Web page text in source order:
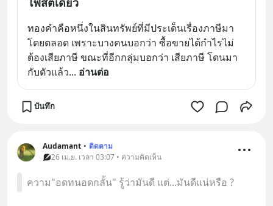
ทองคำคือหนึ่งในสินทรัพย์ที่มีประเด็นเรื่องภาษีมา
โดยตลอด เพราะบางคนบอกว่า ซื้อขายได้กำไรไม่
ต้องเสียภาษี ขณะที่อีกกลุ่มบอกว่า เสียภาษี โดนมา
กับตัวแล้ว... อ่านต่อ
บันทึก
Audamant • ติดตาม
26 เม.ย. เวลา 03:07 • ความคิดเห็น
ความ"อดทนอดกลั้น" รู้ว่ามันดี แต่...มันดีแน่หรือ ?